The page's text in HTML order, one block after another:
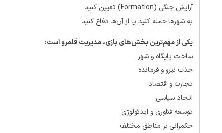
آرایش جنگی (Formation) تعیین کنید
به شهرها حمله کنید یا از آن‌ها دفاع کنید
یکی از مهم‌ترین بخش‌های بازی، مدیریت قلمرو است:
ساخت پایگاه و شهر
جذب نیرو و فرمانده
تجارت و اقتصاد
اتحاد سیاسی
توسعه فناوری و ایدئولوژی
حکمرانی بر مناطق مختلف